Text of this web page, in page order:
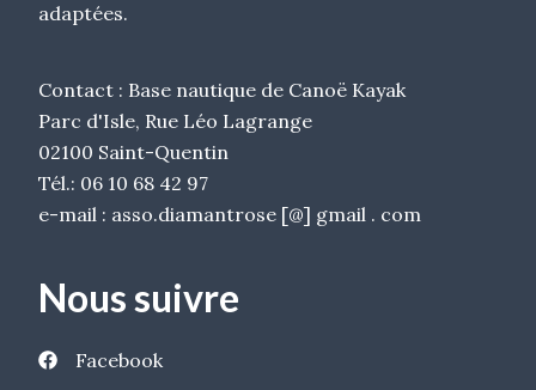
adaptées.
Contact : Base nautique de Canoë Kayak
Parc d'Isle, Rue Léo Lagrange
02100 Saint-Quentin
Tél.: 06 10 68 42 97
e-mail : asso.diamantrose [@] gmail . com
Nous suivre
Facebook